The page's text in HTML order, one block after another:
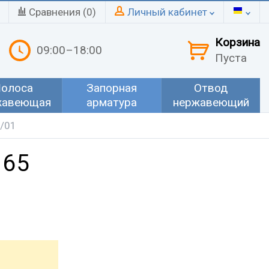
Сравнения (0) Личный кабинет
09:00–18:00
Корзина
Пуста
Запорная
арматура
Отвод
нержавеющий
01